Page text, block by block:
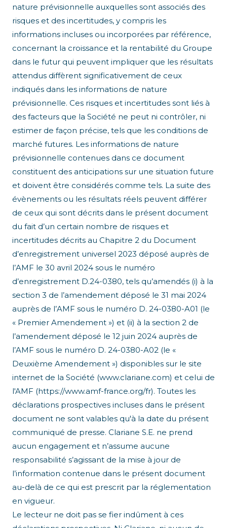
nature prévisionnelle auxquelles sont associés des
risques et des incertitudes, y compris les
informations incluses ou incorporées par référence,
concernant la croissance et la rentabilité du Groupe
dans le futur qui peuvent impliquer que les résultats
attendus diffèrent significativement de ceux
indiqués dans les informations de nature
prévisionnelle. Ces risques et incertitudes sont liés à
des facteurs que la Société ne peut ni contrôler, ni
estimer de façon précise, tels que les conditions de
marché futures. Les informations de nature
prévisionnelle contenues dans ce document
constituent des anticipations sur une situation future
et doivent être considérés comme tels. La suite des
évènements ou les résultats réels peuvent différer
de ceux qui sont décrits dans le présent document
du fait d’un certain nombre de risques et
incertitudes décrits au Chapitre 2 du Document
d’enregistrement universel 2023 déposé auprès de
l’AMF le 30 avril 2024 sous le numéro
d’enregistrement D.24-0380, tels qu’amendés (i) à la
section 3 de l’amendement déposé le 31 mai 2024
auprès de l’AMF sous le numéro D. 24-0380-A01 (le
« Premier Amendement ») et (ii) à la section 2 de
l’amendement déposé le 12 juin 2024 auprès de
l’AMF sous le numéro D. 24-0380-A02 (le «
Deuxième Amendement ») disponibles sur le site
internet de la Société (www.clariane.com) et celui de
l'AMF (https://www.amf-france.org/fr). Toutes les
déclarations prospectives incluses dans le présent
document ne sont valables qu'à la date du présent
communiqué de presse. Clariane S.E. ne prend
aucun engagement et n’assume aucune
responsabilité s’agissant de la mise à jour de
l’information contenue dans le présent document
au-delà de ce qui est prescrit par la réglementation
en vigueur.
Le lecteur ne doit pas se fier indûment à ces